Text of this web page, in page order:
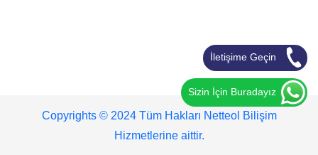
Copyrights © 2024 Tüm Hakları Netteol Bilişim
Hizmetlerine aittir.
Sizin İçin Buradayız
İletişime Geçin